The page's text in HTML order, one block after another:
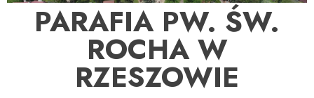
PARAFIA PW. ŚW.
ROCHA W
RZESZOWIE